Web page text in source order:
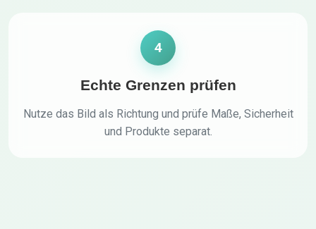
4
Echte Grenzen prüfen
Nutze das Bild als Richtung und prüfe Maße, Sicherheit
und Produkte separat.